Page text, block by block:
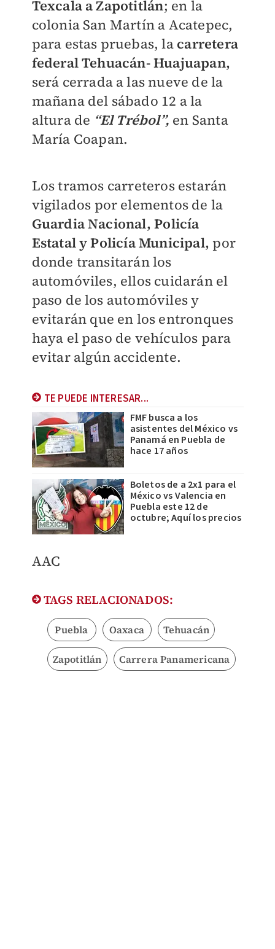
Texcala a Zapotitlán; en la
colonia San Martín a Acatepec,
para estas pruebas, lacarretera
federal Tehuacán- Huajuapan,
será cerrada a las nueve de la
mañana del sábado 12 a la
altura de “El Trébol”, en Santa
María Coapan.
Lostramos carreteros estarán
vigilados por elementos de la
Guardia Nacional, Policía
Estatal y Policía Municipal, por
donde transitarán los
automóviles, ellos cuidarán el
paso de los automóviles y
evitarán que en los entronques
haya el paso de vehículos para
evitar algún accidente.
TE PUEDE INTERESAR...
FMF busca a los
asistentes del México vs
Panamá en Puebla de
hace 17 años
Boletos de a 2x1 para el
México vs Valencia en
Puebla este 12 de
octubre; Aquí los precios
AAC
TAGS RELACIONADOS:
Puebla Oaxaca Tehuacán
Zapotitlán Carrera Panamericana